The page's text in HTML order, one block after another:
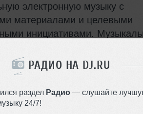
РАДИО НА DJ.RU
раздел Радио — слушайте
24/7!
электронную музыку с
материалами и целевыми
инициативами.
на
при этом
проекту
доступных форматах и